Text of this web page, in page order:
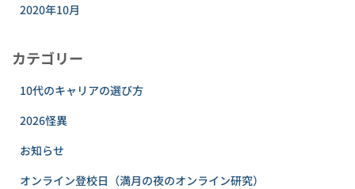
2020年10月
カテゴリー
10代のキャリアの選び方
2026怪異
お知らせ
オンライン登校日（満月の夜のオンライン研究）